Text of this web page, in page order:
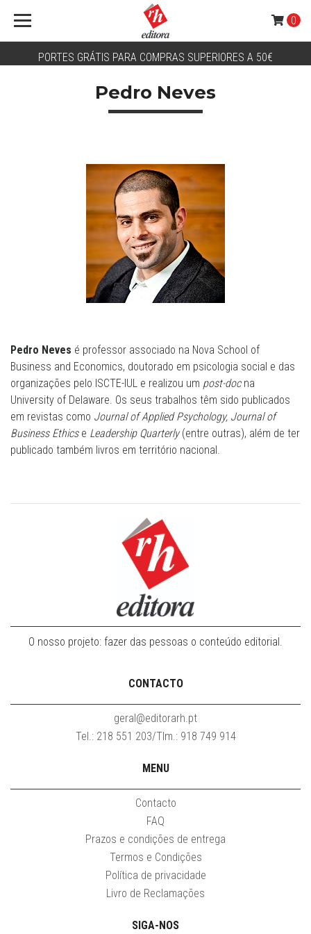
PORTES GRÁTIS PARA COMPRAS SUPERIORES A 50€
0
Pedro Neves
Pedro Neves é professor associado na Nova School of
Business and Economics, doutorado em psicologia social e das
organizações pelo ISCTE-IUL e realizou um post-docna
University of Delaware. Os seus trabalhos têm sido publicados
em revistas como Journal of Applied Psychology, Journal of
Business Ethics e Leadership Quarterly(entre outras), além de ter
publicado também livros em território nacional.
O nosso projeto: fazer das pessoas o conteúdo editorial.
CONTACTO
geral@editorarh.pt
Tel.: 218 551 203/Tlm.: 918 749 914
MENU
Contacto
FAQ
Prazos e condições de entrega
Termos e Condições
Política de privacidade
Livro de Reclamações
SIGA-NOS